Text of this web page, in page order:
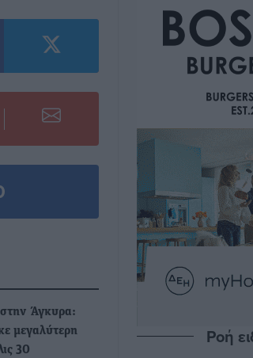
Άγκυρα:
μεγαλύτερη
30
Ροή